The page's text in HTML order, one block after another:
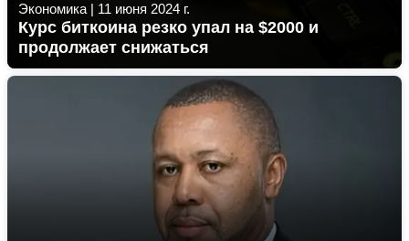
Экономика | 11 июня 2024 г.
Курс биткоина резко упал на $2000 и
продолжает снижаться